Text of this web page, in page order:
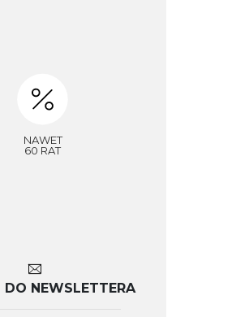
NAWET
60 RAT
DO NEWSLETTERA